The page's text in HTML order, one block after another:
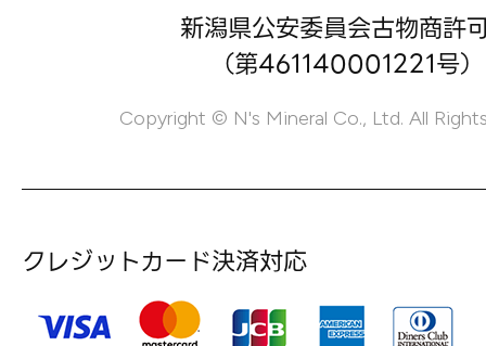
新潟県公安委員会古物商許
（第461140001221号）
Copyright © N's Mineral Co., Ltd. All
クレジットカード決済対応